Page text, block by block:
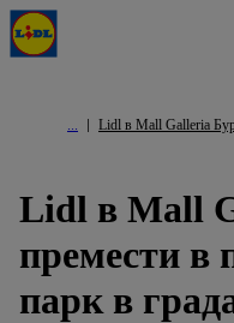
Lidl в Mall Galleria
Lidl в Mall
премести в
парк в